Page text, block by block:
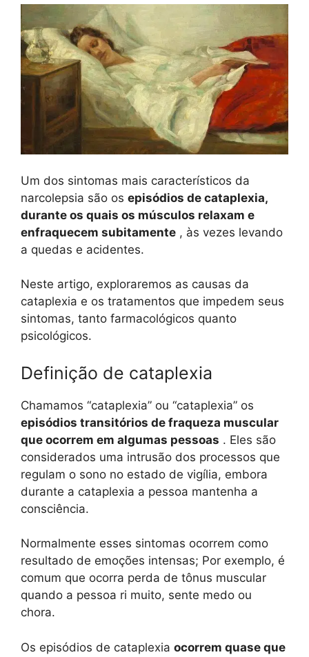
Um dos sintomas mais característicos da
narcolepsia são os episódios de cataplexia,
durante os quais os músculos relaxam e
enfraquecem subitamente , às vezes levando
a quedas e acidentes.
Neste artigo, exploraremos as causas da
cataplexia e os tratamentos que impedem seus
sintomas, tanto farmacológicos quanto
psicológicos.
Definição de cataplexia
Chamamos “cataplexia” ou “cataplexia” os
episódios transitórios de fraqueza muscular
que ocorrem em algumas pessoas . Eles são
considerados uma intrusão dos processos que
regulam o sono no estado de vigília, embora
durante a cataplexia a pessoa mantenha a
consciência.
Normalmente esses sintomas ocorrem como
resultado de emoções intensas; Por exemplo, é
comum que ocorra perda de tônus ​​muscular
quando a pessoa ri muito, sente medo ou
chora.
Os episódios de cataplexia ocorrem quase que